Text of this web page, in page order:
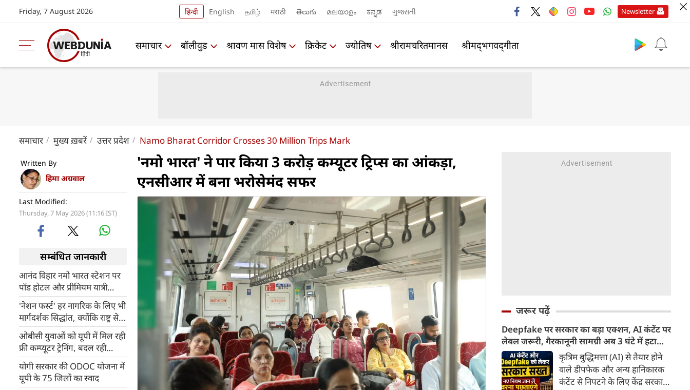
Friday, 7 August 2026 हिन्दी English தமிழ் मराठी తెలుగు മലയാളം ಕನ್ನಡ ગુજરાતી Newsletter
समाचार बॉलीवुड श्रावण मास विशेष क्रिकेट ज्योतिष श्रीरामचरितमानस श्रीमद्‍भगवद्‍गीता
समाचार मुख्य ख़बरें उत्तर प्रदेश Namo Bharat Corridor Crosses 30 Million Trips Mark
Written By
हिमा अग्रवाल
Last Modified:
Thursday, 7 May 2026 (11:16 IST)
सम्बंधित जानकारी
आनंद विहार नमो भारत स्टेशन पर
पॉड होटल और प्रीमियम यात्री
सुविधाओं को विकसित करेगा
एनसीआरटीसी
'नेशन फर्स्ट' हर नागरिक के लिए भी
मार्गदर्शक सिद्धांत, क्योंकि राष्ट्र से
बढ़कर कुछ नहीं : योगी आदित्यनाथ
ओबीसी युवाओं को यूपी में मिल रही
फ्री कम्प्यूटर ट्रेनिंग, बदल रही
जिंदगी
योगी सरकार की ODOC योजना में
यूपी के 75 जिलों का स्वाद
'नमो भारत' ने पार किया 3 करोड़ कम्यूटर ट्रिप्स का आंकड़ा,
एनसीआर में बना भरोसेमंद सफर
जरूर पढ़ें
Deepfake पर सरकार का बड़ा एक्शन, AI कंटेंट पर
लेबल जरूरी, गैरकानूनी सामग्री अब 3 घंटे में हटानी
होगी, नए नियम जान लें वरना पछताएंगे
कृत्रिम बुद्धिमत्ता (AI) से तैयार होने
वाले डीपफेक और अन्य हानिकारक
कंटेंट से निपटने के लिए केंद्र सरकार